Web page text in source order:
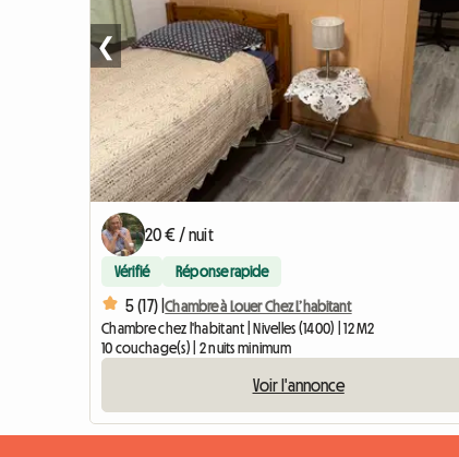
❮
20 € / nuit
Vérifié Réponse rapide
5 (17) |Chambre à Louer Chez L’habitant
Chambre chez l'habitant | Nivelles (1400) | 12 M2
10 couchage(s) | 2 nuits minimum
Voir l'annonce